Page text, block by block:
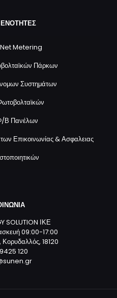
Metering
Πάρκων
Συστημάτων
Β Πανέλων
Επικοινωνίας & Ασφαλειας
SOLUTION ΙΚΕ
09:00-17:00
18120
120